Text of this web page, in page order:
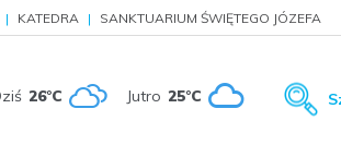
KATEDRA SANKTUARIUM ŚWIĘTEGO JÓZEFA
26°C Jutro 25°C